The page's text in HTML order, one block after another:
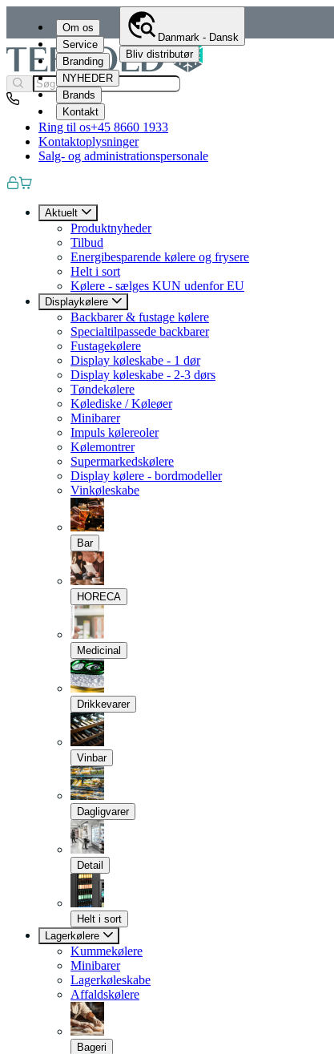
Om os
Service
Branding
NYHEDER
Brands
Kontakt
Danmark - Dansk
Bliv distributør
Ring til os+45 8660 1933
Kontaktoplysninger
Salg- og administrationspersonale
Aktuelt
Produktnyheder
Tilbud
Energibesparende kølere og frysere
Helt i sort
Kølere - sælges KUN udenfor EU
Displaykølere
Backbarer & fustage kølere
Specialtilpassede backbarer
Fustagekølere
Display køleskabe - 1 dør
Display køleskabe - 2-3 dørs
Tøndekølere
Kølediske / Køleøer
Minibarer
Impuls kølereoler
Kølemontrer
Supermarkedskølere
Display kølere - bordmodeller
Vinkøleskabe
Bar
HORECA
Medicinal
Drikkevarer
Vinbar
Dagligvarer
Detail
Helt i sort
Lagerkølere
Kummekølere
Minibarer
Lagerkøleskabe
Affaldskølere
Bageri